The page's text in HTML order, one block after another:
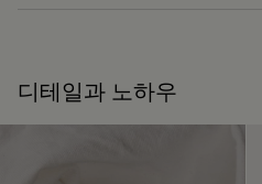
Rubber sole
벨루티는 지속 가능한 소재 사용
격한 기준에 따라 인증된 92% 이
베네치아 레더 관리방법: 부드러
뒤 투명 왁스로 영양을 공급해 가
다음, 폴리싱 글로브로 재빠르게
디테일과 노하우